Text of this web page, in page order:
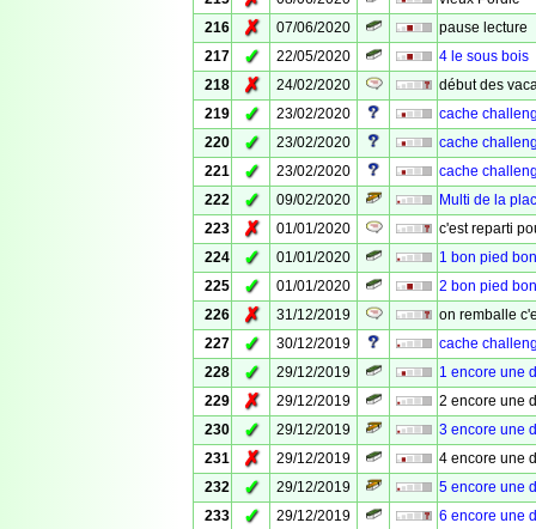
216
✗ 07/06/2020
pause lecture
217
✓ 22/05/2020
4 le sous bois
218
✗ 24/02/2020
début des
219
✓ 23/02/2020
cache
220
✓ 23/02/2020
cache
221
✓ 23/02/2020
cache
222
✓ 09/02/2020
Multi de la
223
✗ 01/01/2020
c'est reparti
224
✓ 01/01/2020
1 bon pied
225
✓ 01/01/2020
2 bon pied
226
✗ 31/12/2019
on remballe
227
✓ 30/12/2019
cache
228
✓ 29/12/2019
1 encore une
229
✗ 29/12/2019
2 encore une
230
✓ 29/12/2019
3 encore une
231
✗ 29/12/2019
4 encore une
232
✓ 29/12/2019
5 encore une
233
✓ 29/12/2019
6 encore une